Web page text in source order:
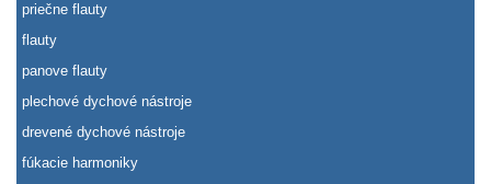
priečne flauty
flauty
panove flauty
plechové dychové nástroje
drevené dychové nástroje
fúkacie harmoniky